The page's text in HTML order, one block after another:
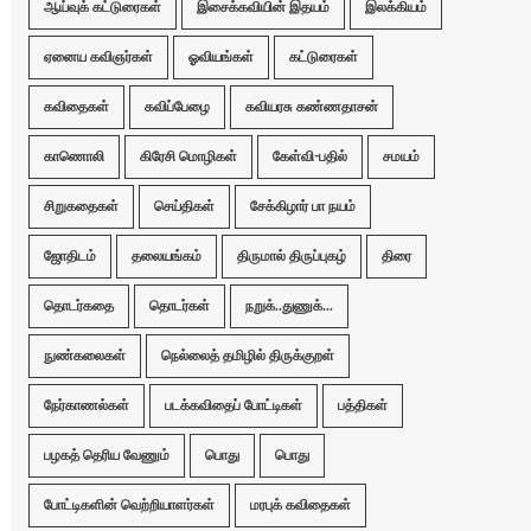
ஆய்வுக் கட்டுரைகள் இசைக்கவியின் இதயம் இலக்கியம்
ஏனைய கவிஞர்கள் ஓவியங்கள் கட்டுரைகள்
கவிதைகள் கவிப்பேழை கவியரசு கண்ணதாசன்
காணொலி கிரேசி மொழிகள் கேள்வி-பதில் சமயம்
சிறுகதைகள் செய்திகள் சேக்கிழார் பா நயம்
ஜோதிடம் தலையங்கம் திருமால் திருப்புகழ் திரை
தொடர்கதை தொடர்கள் நறுக்..துணுக்...
நுண்கலைகள் நெல்லைத் தமிழில் திருக்குறள்
நேர்காணல்கள் படக்கவிதைப் போட்டிகள் பத்திகள்
பழகத் தெரிய வேணும் பொது பொது
போட்டிகளின் வெற்றியாளர்கள் மரபுக் கவிதைகள்